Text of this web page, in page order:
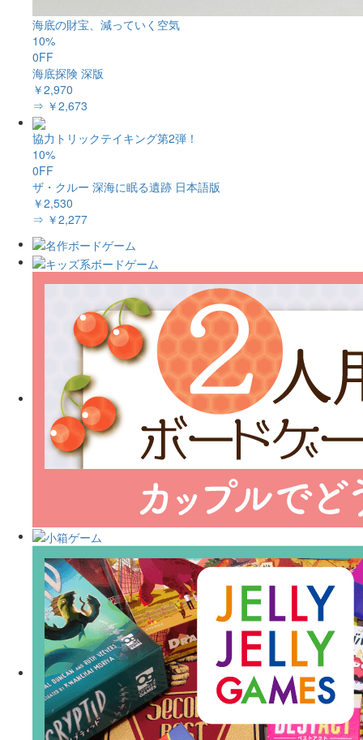
海底の財宝、減っていく空気
10%
0FF
海底探険 深版
￥2,970
⇒ ￥2,673
協力トリックテイキング第2弾！
10%
0FF
ザ・クルー 深海に眠る遺跡 日本語版
￥2,530
⇒ ￥2,277